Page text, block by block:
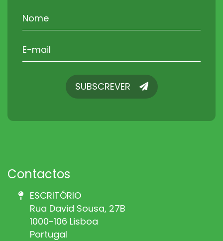
SUBSCREVERSUBSCREVER
Contactos
ESCRITÓRIO
Rua David Sousa, 27B
1000-106 Lisboa
Portugal